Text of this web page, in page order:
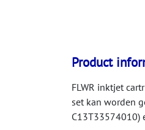
Product
FLWR inktjet
set kan worden
C13T33574010)